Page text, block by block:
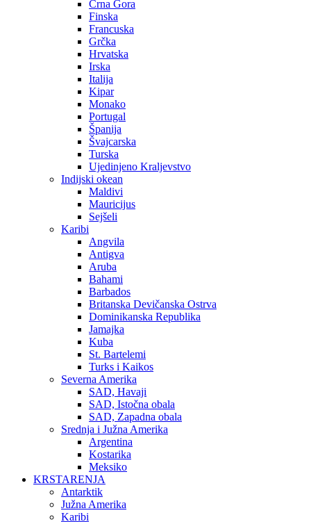
Crna Gora
Finska
Francuska
Grčka
Hrvatska
Irska
Italija
Kipar
Monako
Portugal
Španija
Švajcarska
Turska
Ujedinjeno Kraljevstvo
Indijski okean
Maldivi
Mauricijus
Sejšeli
Karibi
Angvila
Antigva
Aruba
Bahami
Barbados
Britanska Devičanska Ostrva
Dominikanska Republika
Jamajka
Kuba
St. Bartelemi
Turks i Kaikos
Severna Amerika
SAD, Havaji
SAD, Istočna obala
SAD, Zapadna obala
Srednja i Južna Amerika
Argentina
Kostarika
Meksiko
KRSTARENJA
Antarktik
Južna Amerika
Karibi